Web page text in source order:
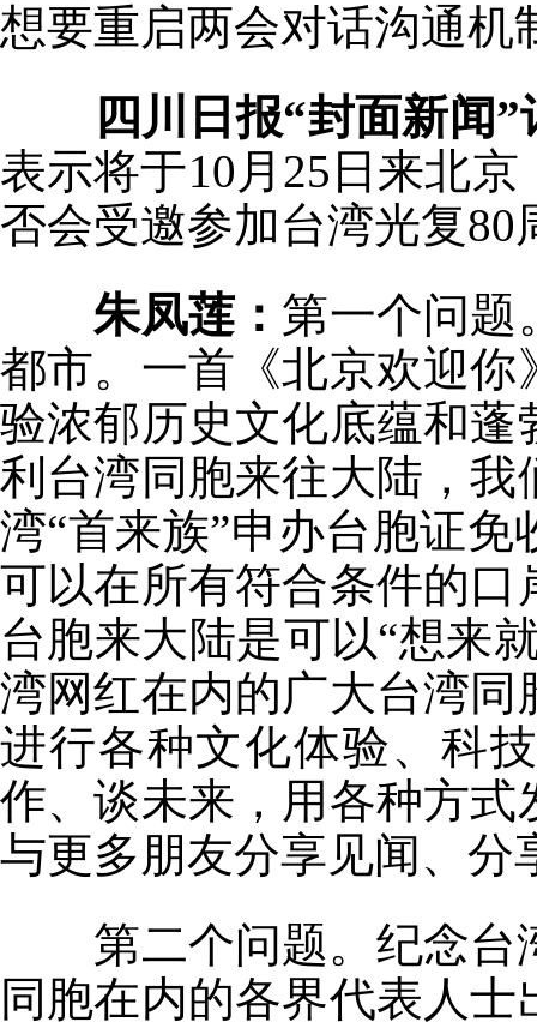
想要重启两会对话沟通机
四川日报“封面新闻”
表示将于10月25日来北
否会受邀参加台湾光复80
朱凤莲： 第一个问题
都市。一首《北京欢迎
验浓郁历史文化底蕴和
利台湾同胞来往大陆，
湾“首来族”申办台胞证
可以在所有符合条件的
台胞来大陆是可以“想来
湾网红在内的广大台湾
进行各种文化体验、科
作、谈未来，用各种方
与更多朋友分享见闻、分
第二个问题。纪念台
同胞在内的各界代表人